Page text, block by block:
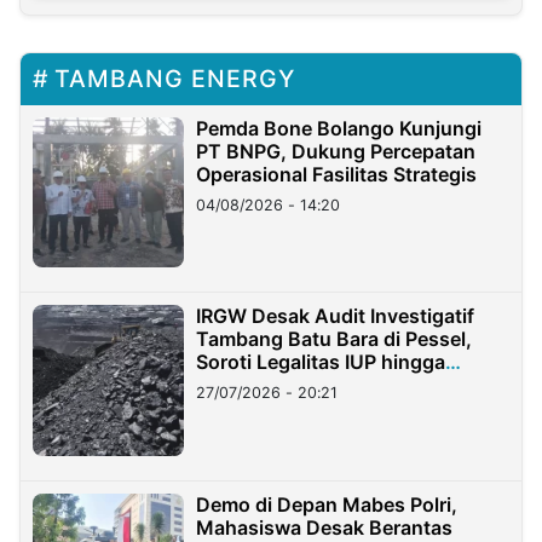
TAMBANG ENERGY
Pemda Bone Bolango Kunjungi
PT BNPG, Dukung Percepatan
Operasional Fasilitas Strategis
04/08/2026 - 14:20
IRGW Desak Audit Investigatif
Tambang Batu Bara di Pessel,
Soroti Legalitas IUP hingga
Stockpile
27/07/2026 - 20:21
Demo di Depan Mabes Polri,
Mahasiswa Desak Berantas